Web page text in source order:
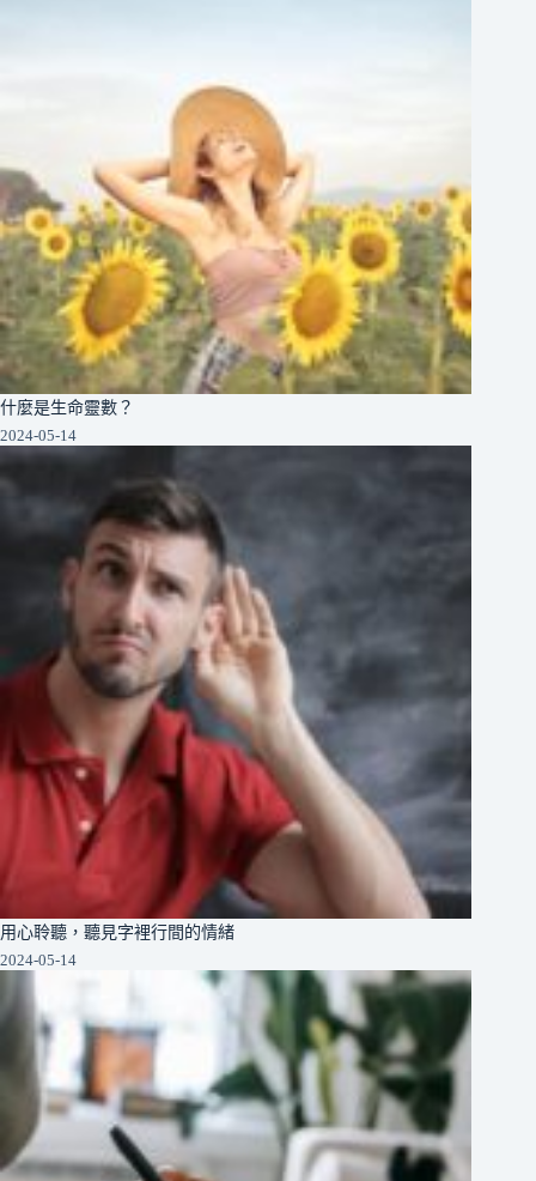
什麼是生命靈數？
2024-05-14
用心聆聽，聽見字裡行間的情緒
2024-05-14